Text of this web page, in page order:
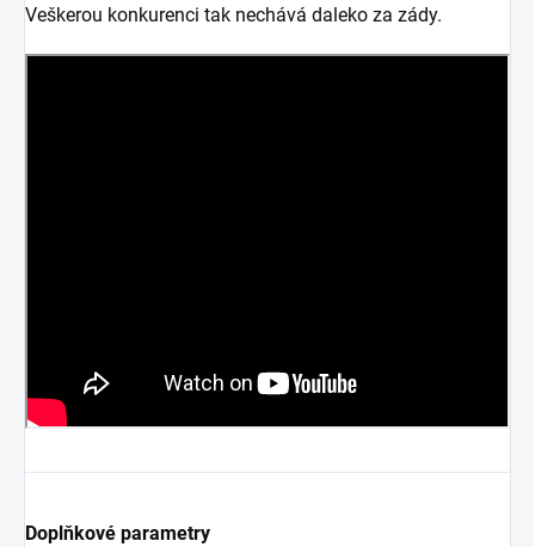
Veškerou konkurenci tak nechává daleko za zády.
Doplňkové parametry